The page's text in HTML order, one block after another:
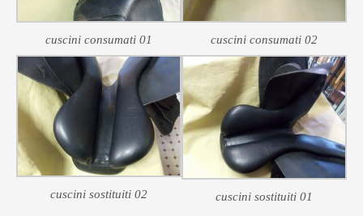
cuscini consumati 01 cuscini consumati 02
cuscini sostituiti 02 cuscini sostituiti 01